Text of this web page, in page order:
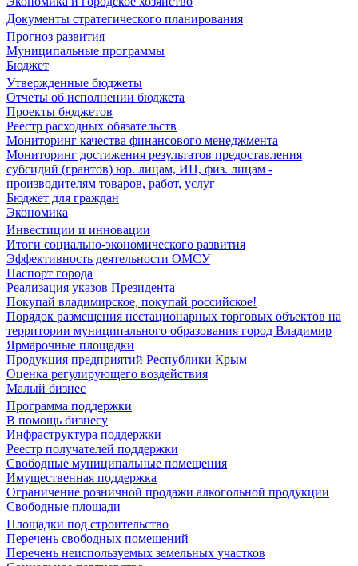
Документы стратегического планирования
Прогноз развития
Муниципальные программы
Бюджет
Утвержденные бюджеты
Отчеты об исполнении бюджета
Проекты бюджетов
Реестр расходных обязательств
Мониторинг качества финансового менеджмента
Мониторинг достижения результатов предоставления
субсидий (грантов) юр. лицам, ИП, физ. лицам -
производителям товаров, работ, услуг
Бюджет для граждан
Экономика
Инвестиции и инновации
Итоги социально-экономического развития
Эффективность деятельности ОМСУ
Паспорт города
Реализация указов Президента
Покупай владимирское, покупай российское!
Порядок размещения нестационарных торговых объектов на
территории муниципального образования город Владимир
Ярмарочные площадки
Продукция предприятий Республики Крым
Оценка регулирующего воздействия
Малый бизнес
Программа поддержки
В помощь бизнесу
Инфраструктура поддержки
Реестр получателей поддержки
Свободные муниципальные помещения
Имущественная поддержка
Ограничение розничной продажи алкогольной продукции
Свободные площади
Площадки под строительство
Перечень свободных помещений
Перечень неиспользуемых земельных участков